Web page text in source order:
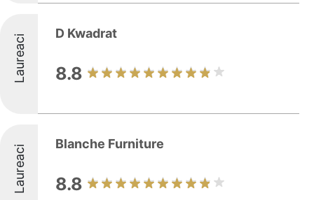
Laureaci D Kwadrat
8.8
Laureaci Blanche Furniture
8.8